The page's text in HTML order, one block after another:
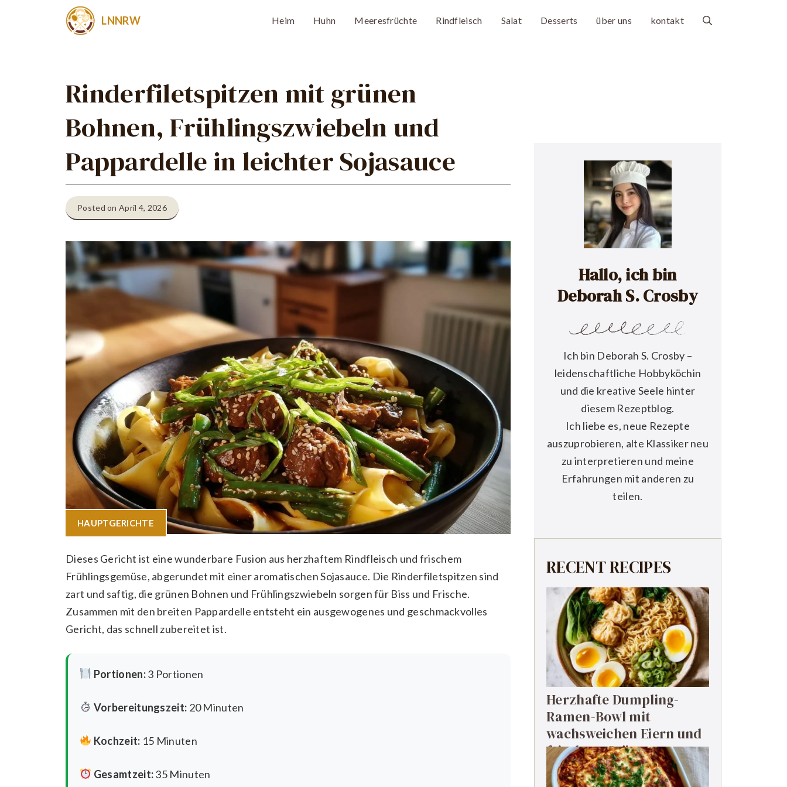
LNNRW Heim Huhn Meeresfrüchte Rindfleisch Salat Desserts über uns kontakt
Rinderfiletspitzen mit grünen
Bohnen, Frühlingszwiebeln und
Pappardelle in leichter Sojasauce
Posted on April 4, 2026
HAUPTGERICHTE
Dieses Gericht ist eine wunderbare Fusion aus herzhaftem Rindfleisch und frischem
Frühlingsgemüse, abgerundet mit einer aromatischen Sojasauce. Die Rinderfiletspitzen sind
zart und saftig, die grünen Bohnen und Frühlingszwiebeln sorgen für Biss und Frische.
Zusammen mit den breiten Pappardelle entsteht ein ausgewogenes und geschmackvolles
Gericht, das schnell zubereitet ist.
Portionen:3 Portionen
Vorbereitungszeit: 20 Minuten
Kochzeit: 15 Minuten
Gesamtzeit:35 Minuten
Hallo, ich bin
Deborah S. Crosby
Ich bin Deborah S. Crosby –
leidenschaftliche Hobbyköchin
und die kreative Seele hinter
diesem Rezeptblog.
Ich liebe es, neue Rezepte
auszuprobieren, alte Klassiker neu
zu interpretieren und meine
Erfahrungen mit anderen zu
teilen.
RECENT RECIPES
Herzhafte Dumpling-
Ramen-Bowl mit
wachsweichen Eiern und
frischem Grün